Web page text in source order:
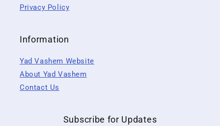
Privacy Policy
Information
Yad Vashem Website
About Yad Vashem
Contact Us
Subscribe for Updates